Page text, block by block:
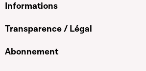
Informations
Transparence / Légal
Abonnement